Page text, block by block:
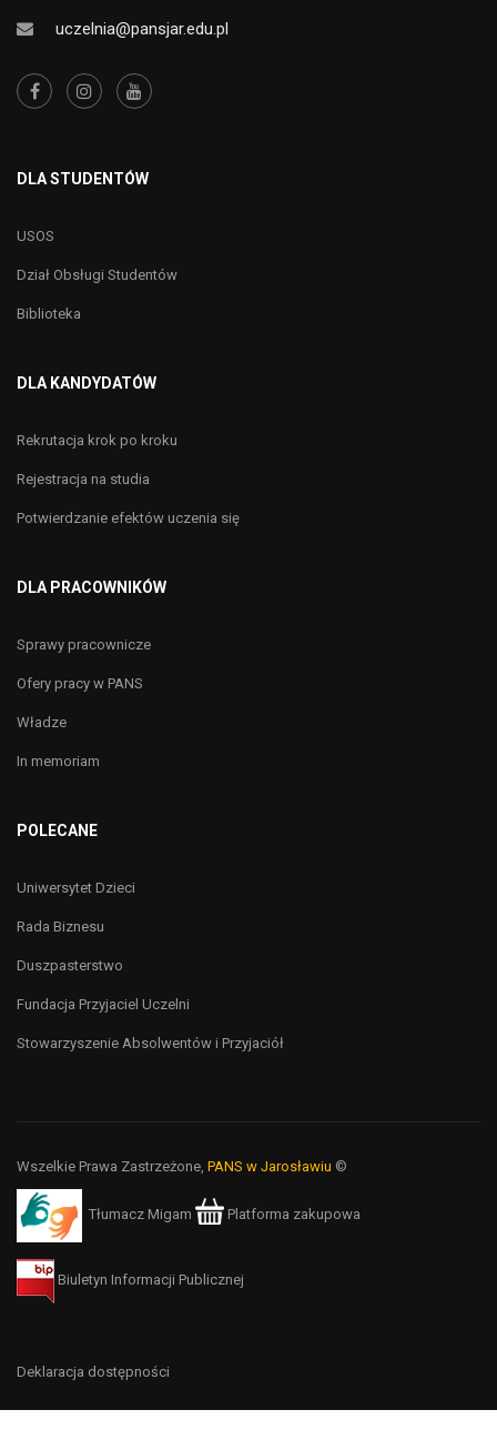
uczelnia@pansjar.edu.pl
DLA STUDENTÓW
USOS
Dział Obsługi Studentów
Biblioteka
DLA KANDYDATÓW
Rekrutacja krok po kroku
Rejestracja na studia
Potwierdzanie efektów uczenia się
DLA PRACOWNIKÓW
Sprawy pracownicze
Ofery pracy w PANS
Władze
In memoriam
POLECANE
Uniwersytet Dzieci
Rada Biznesu
Duszpasterstwo
Fundacja Przyjaciel Uczelni
Stowarzyszenie Absolwentów i Przyjaciół
Wszelkie Prawa Zastrzeżone, PANS w Jarosławiu ©
Tłumacz Migam Platforma zakupowa
Biuletyn Informacji Publicznej
Deklaracja dostępności